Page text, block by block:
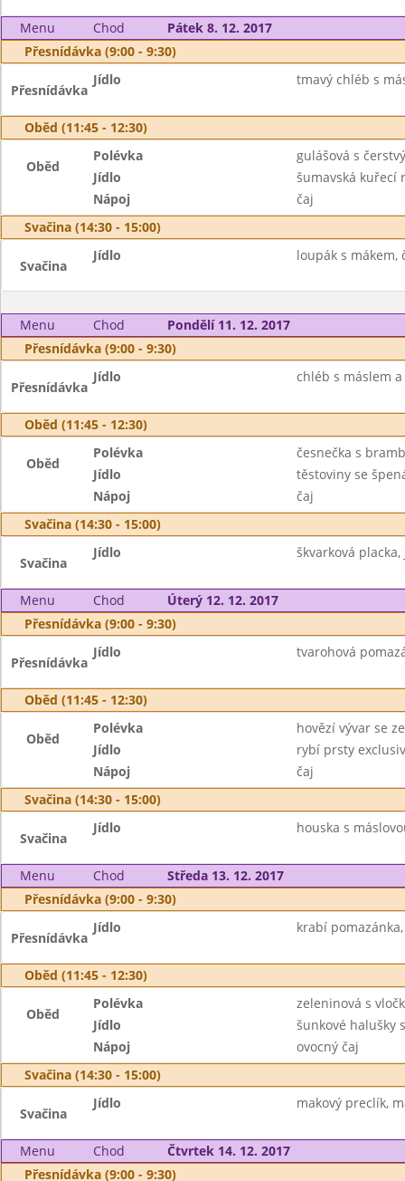
Menu Chod
Pátek 8. 12. 2017
Přesnídávka (9:00 - 9:30)
Přesnídávka
Jídlo tmavý chléb s
Oběd (11:45 - 12:30)
Oběd
Polévka
gulášová s
Jídlo
šumavská kuřecí
Nápoj
čaj
Svačina (14:30 - 15:00)
Svačina
Jídlo loupák s mákem,
Menu Chod
Pondělí 11. 12. 2017
Přesnídávka (9:00 - 9:30)
Přesnídávka
Jídlo chléb s máslem
Oběd (11:45 - 12:30)
Oběd
Polévka
česnečka s
Jídlo
těstoviny se
Nápoj
čaj
Svačina (14:30 - 15:00)
Svačina
Jídlo škvarková
Menu Chod
Úterý 12. 12. 2017
Přesnídávka (9:00 - 9:30)
Přesnídávka
Jídlo tvarohová
Oběd (11:45 - 12:30)
Oběd
Polévka
hovězí vývar se
Jídlo
rybí prsty
Nápoj
čaj
Svačina (14:30 - 15:00)
Svačina
Jídlo houska s
Menu Chod
Středa 13. 12. 2017
Přesnídávka (9:00 - 9:30)
Přesnídávka
Jídlo krabí
Oběd (11:45 - 12:30)
Oběd
Polévka
zeleninová s
Jídlo
šunkové halušky
Nápoj
ovocný čaj
Svačina (14:30 - 15:00)
Svačina
Jídlo makový preclík,
Menu Chod
Čtvrtek 14. 12. 2017
Přesnídávka (9:00 - 9:30)